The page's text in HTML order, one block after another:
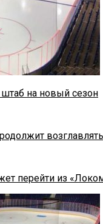
на новый сезон
перейти из